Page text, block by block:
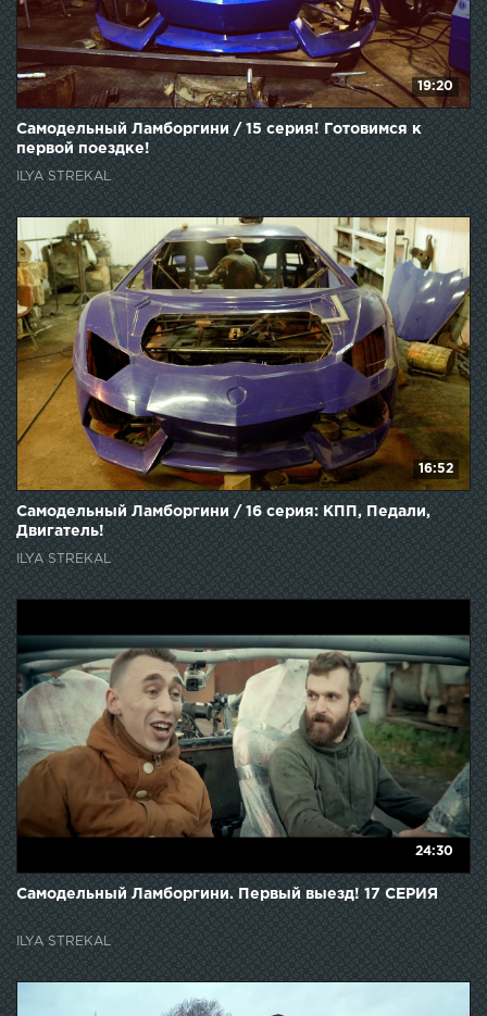
19:20
Самодельный Ламборгини / 15 серия! Готовимся к
первой поездке!
ILYA STREKAL
16:52
Самодельный Ламборгини / 16 серия: КПП, Педали,
Двигатель!
ILYA STREKAL
24:30
Самодельный Ламборгини. Первый выезд! 17 СЕРИЯ
ILYA STREKAL